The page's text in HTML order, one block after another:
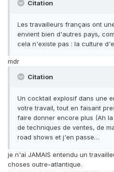
Citation
Les travailleurs français ont
envient bien d'autres pays,
cela n'existe pas : la culture
mdr
Citation
Un cocktail explosif dans une
votre travail, tout en faisant
faire donner encore plus (Ah
de techniques de ventes, de
road shows et j'en passe…
je n'ai JAMAIS entendu un
choses outre-atlantique.